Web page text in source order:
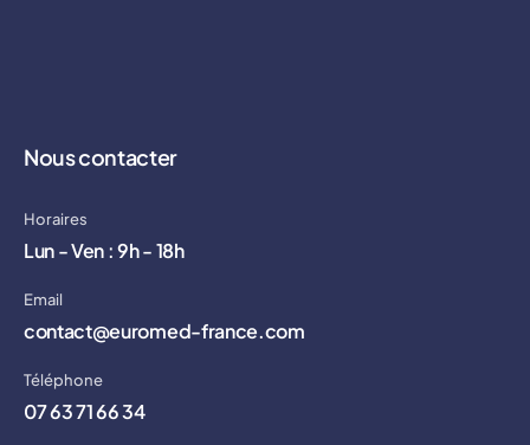
Nous contacter
Horaires
Lun - Ven : 9h - 18h
Email
contact@euromed-france.com
Téléphone
07 63 71 66 34